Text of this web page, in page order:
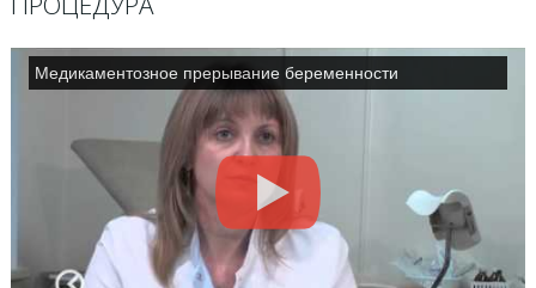
Медикаментозное прерывание беременности